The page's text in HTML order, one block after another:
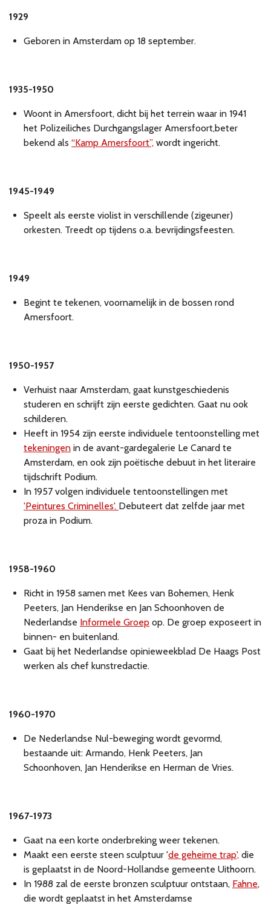
1929
Geboren in Amsterdam op 18 september.
1935-1950
Woont in Amersfoort, dicht bij het terrein waar in 1941
het Polizeiliches Durchgangslager Amersfoort,beter
bekend als “Kamp Amersfoort”, wordt ingericht.
1945-1949
Speelt als eerste violist in verschillende (zigeuner)
orkesten. Treedt op tijdens o.a. bevrijdingsfeesten.
1949
Begint te tekenen, voornamelijk in de bossen rond
Amersfoort.
1950-1957
Verhuist naar Amsterdam, gaat kunstgeschiedenis
studeren en schrijft zijn eerste gedichten. Gaat nu ook
schilderen.
Heeft in 1954 zijn eerste individuele tentoonstelling met
tekeningen in de avant-gardegalerie Le Canard te
Amsterdam, en ook zijn poëtische debuut in het literaire
tijdschrift Podium.
In 1957 volgen individuele tentoonstellingen met
'Peintures Criminelles'. Debuteert dat zelfde jaar met
proza in Podium.
1958-1960
Richt in 1958 samen met Kees van Bohemen, Henk
Peeters, Jan Henderikse en Jan Schoonhoven de
Nederlandse Informele Groep op. De groep exposeert in
binnen- en buitenland.
Gaat bij het Nederlandse opinieweekblad De Haags Post
werken als chef kunstredactie.
1960-1970
De Nederlandse Nul-beweging wordt gevormd,
bestaande uit: Armando, Henk Peeters, Jan
Schoonhoven, Jan Henderikse en Herman de Vries.
1967-1973
Gaat na een korte onderbreking weer tekenen.
Maakt een eerste steen sculptuur 'de geheime trap', die
is geplaatst in de Noord-Hollandse gemeente Uithoorn.
In 1988 zal de eerste bronzen sculptuur ontstaan, Fahne,
die wordt geplaatst in het Amsterdamse